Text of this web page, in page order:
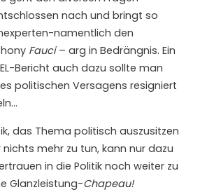
nach und bringt so
namentlich den
Fauci– arg in Bedrängnis. Ein
Bericht auch dazu sollte man
politischen Versagens resigniert
das Thema politisch auszusitzen
mehr zu tun, kann nur dazu
in die Politik noch weiter zu
Glanzleistung-Chapeau!